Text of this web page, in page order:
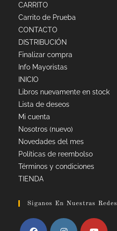
CARRITO
Carrito de Prueba
CONTACTO
DISTRIBUCIÓN
Finalizar compra
Info Mayoristas
INICIO
Libros nuevamente en stock
Lista de deseos
Mi cuenta
Nosotros (nuevo)
Novedades del mes
Políticas de reembolso
Términos y condiciones
TIENDA
Siganos En Nuestras Redes